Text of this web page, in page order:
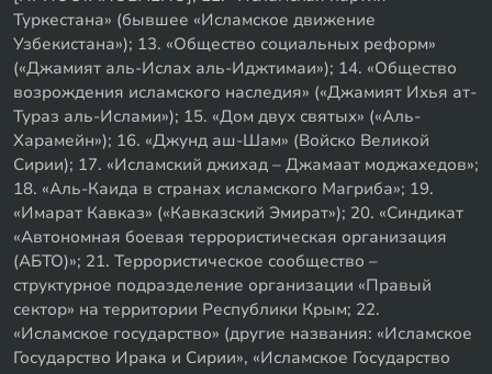
Туркестана» (бывшее «Исламское движение
Узбекистана»); 13. «Общество социальных реформ»
(«Джамият аль-Ислах аль-Иджтимаи»); 14. «Общество
возрождения исламского наследия» («Джамият Ихья ат-
Тураз аль-Ислами»); 15. «Дом двух святых» («Аль-
Харамейн»); 16. «Джунд аш-Шам» (Войско Великой
Сирии); 17. «Исламский джихад – Джамаат моджахедов»;
18. «Аль-Каида в странах исламского Магриба»; 19.
«Имарат Кавказ» («Кавказский Эмират»); 20. «Синдикат
«Автономная боевая террористическая организация
(АБТО)»; 21. Террористическое сообщество –
структурное подразделение организации «Правый
сектор» на территории Республики Крым; 22.
«Исламское государство» (другие названия: «Исламское
Государство Ирака и Сирии», «Исламское Государство